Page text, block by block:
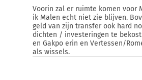
Voorin zal er ruimte komen voor
ik Malen echt niet zie blijven.
geld van zijn transfer ook hard
dichten / investeringen te
en Gakpo erin en Vertessen/
als wissels.